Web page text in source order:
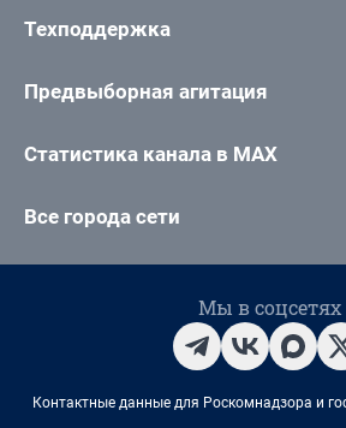
Техподдержка
Предвыборная агитация
Статистика канала в MAX
Все города сети
Мы в соцсетях
Контактные данные для Роскомнадзора и